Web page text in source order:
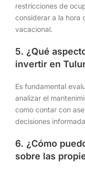
restricciones de
considerar a la hora
vacacional.
5. ¿Qué
invertir en
Es fundamental
analizar el
como contar con
decisiones
6. ¿Cómo
sobre las